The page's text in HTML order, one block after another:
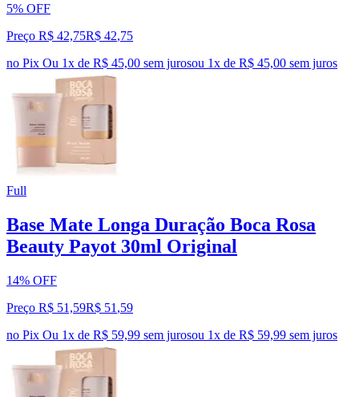
5% OFF
Preço R$ 42,75R$ 42,75
no Pix Ou 1x de R$ 45,00 sem jurosou 1x de R$ 45,00 sem juros
Full
Base Mate Longa Duração Boca Rosa
Beauty Payot 30ml Original
14% OFF
Preço R$ 51,59R$ 51 ,59
no Pix Ou 1x de R$ 59,99 sem jurosou 1x de R$ 59,99 sem juros